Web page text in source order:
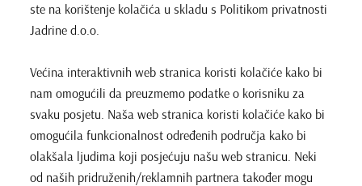
ste na korištenje kolačića u skladu s Politikom privatnosti
Jadrine d.o.o.
Većina interaktivnih web stranica koristi kolačiće kako bi
nam omogućili da preuzmemo podatke o korisniku za
svaku posjetu. Naša web stranica koristi kolačiće kako bi
omogućila funkcionalnost određenih područja kako bi
olakšala ljudima koji posjećuju našu web stranicu. Neki
od naših pridruženih/reklamnih partnera također mogu